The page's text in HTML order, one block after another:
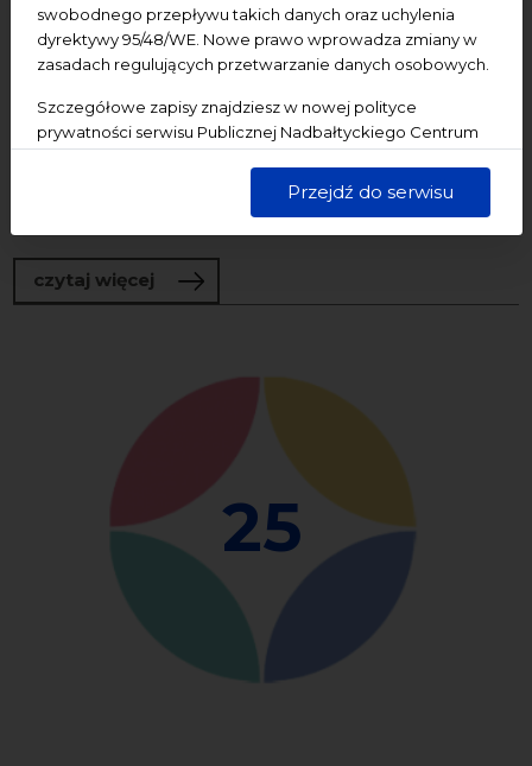
swobodnego przepływu takich danych oraz uchylenia
dyrektywy 95/48/WE. Nowe prawo wprowadza zmiany w
zasadach regulujących przetwarzanie danych osobowych.
Szczegółowe zapisy znajdziesz w nowej polityce
prywatności serwisu Publicznej Nadbałtyckiego Centrum
dane są przetwarzane w sposób bezpieczny, z należytą
starannością i zgodnie z obowiązującymi przepisami.
Przejdź do serwisu
Warsztaty Wykład Edukacja
NCK - Ratusz Staromiejski
TRACKLISTA
TRACKLISTA terminy: 23.06/ 28.07/ 08.09/ 22.09 godziny.: 18:00 -
online Tracklista to forma edukacyjna łącząca prezent­­ację
czytaj więcej o TRACKLISTA
25